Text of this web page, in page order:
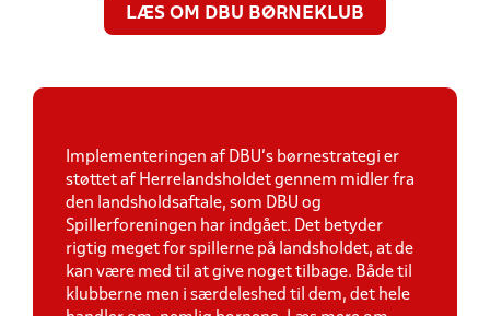
LÆS OM DBU BØRNEKLUB
Implementeringen af DBU’s børnestrategi er
støttet af Herrelandsholdet gennem midler fra
den landsholdsaftale, som DBU og
Spillerforeningen har indgået. Det betyder
rigtig meget for spillerne på landsholdet, at de
kan være med til at give noget tilbage. Både til
klubberne men i særdeleshed til dem, det hele